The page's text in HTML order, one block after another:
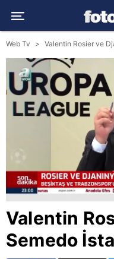
Web Tv Valentin Rosier ve
Valentin
Semedo